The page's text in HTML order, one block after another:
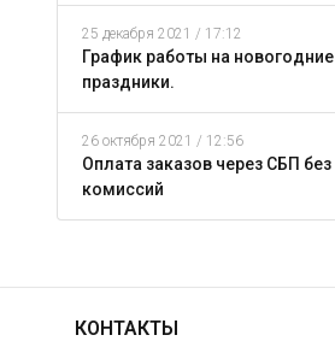
25 декабря 2021 / 17:12
График работы на новогодние
праздники.
26 октября 2021 / 12:56
Оплата заказов через СБП без
комиссий
КОНТАКТЫ